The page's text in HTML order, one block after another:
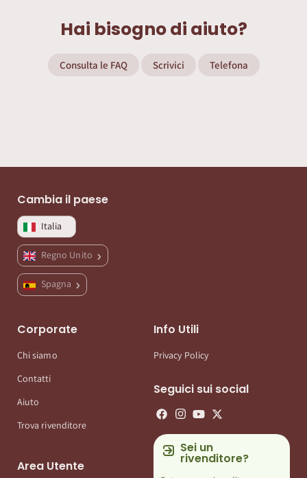
Hai bisogno di aiuto?
Consulta le FAQ Scrivici Telefona
Cambia il paese
Italia
Regno Unito
Spagna
Corporate
Chi siamo
Contatti
Aiuto
Trova rivenditore
Area Utente
Info Utili
Privacy Policy
Seguici sui social
Sei un
rivenditore?